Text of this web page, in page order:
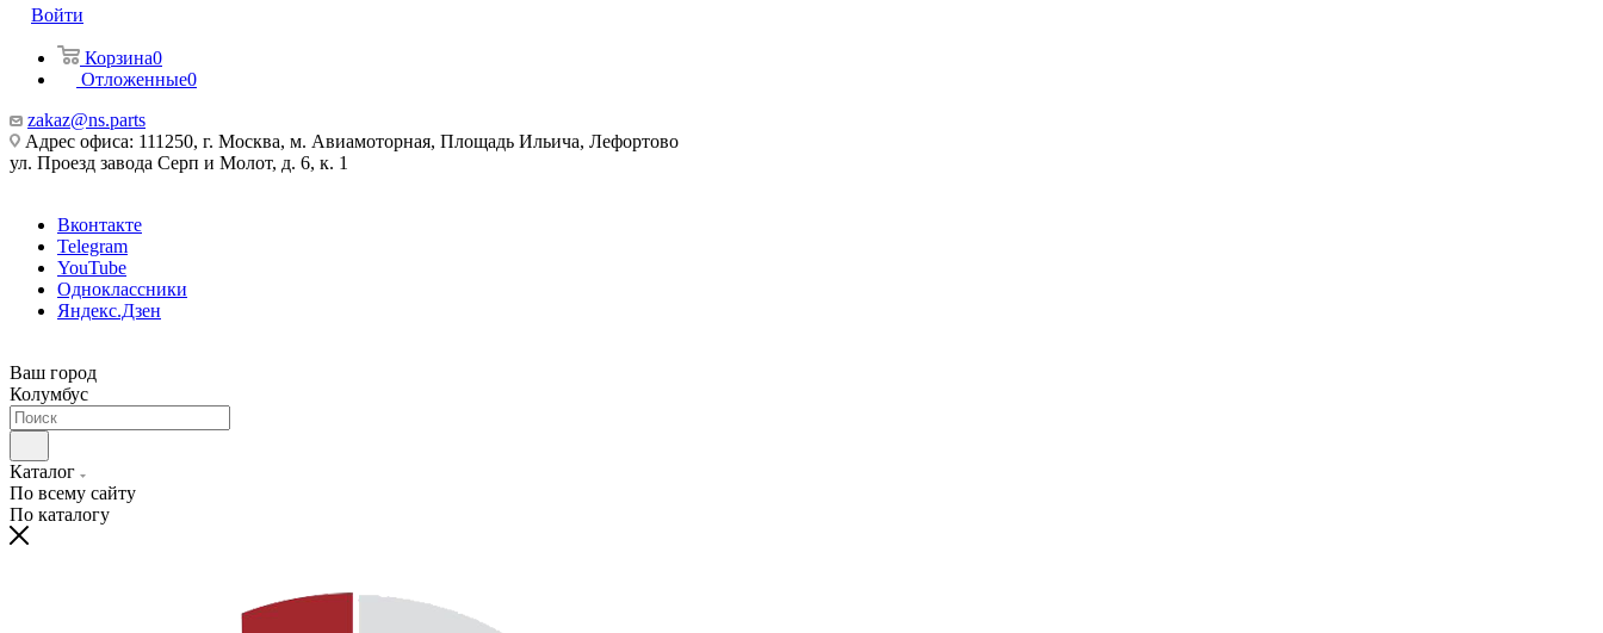
Войти
Корзина0
Отложенные0
zakaz@ns.parts
Адрес офиса: 111250, г. Москва, м. Авиамоторная, Площадь Ильича, Лефортово
ул. Проезд завода Серп и Молот, д. 6, к. 1
Вконтакте
Telegram
YouTube
Одноклассники
Яндекс.Дзен
Ваш город
Колумбус
Каталог
По всему сайту
По каталогу